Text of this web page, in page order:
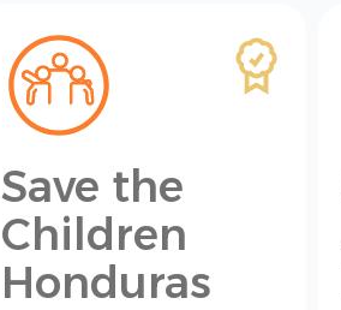
Save the
Children
Honduras